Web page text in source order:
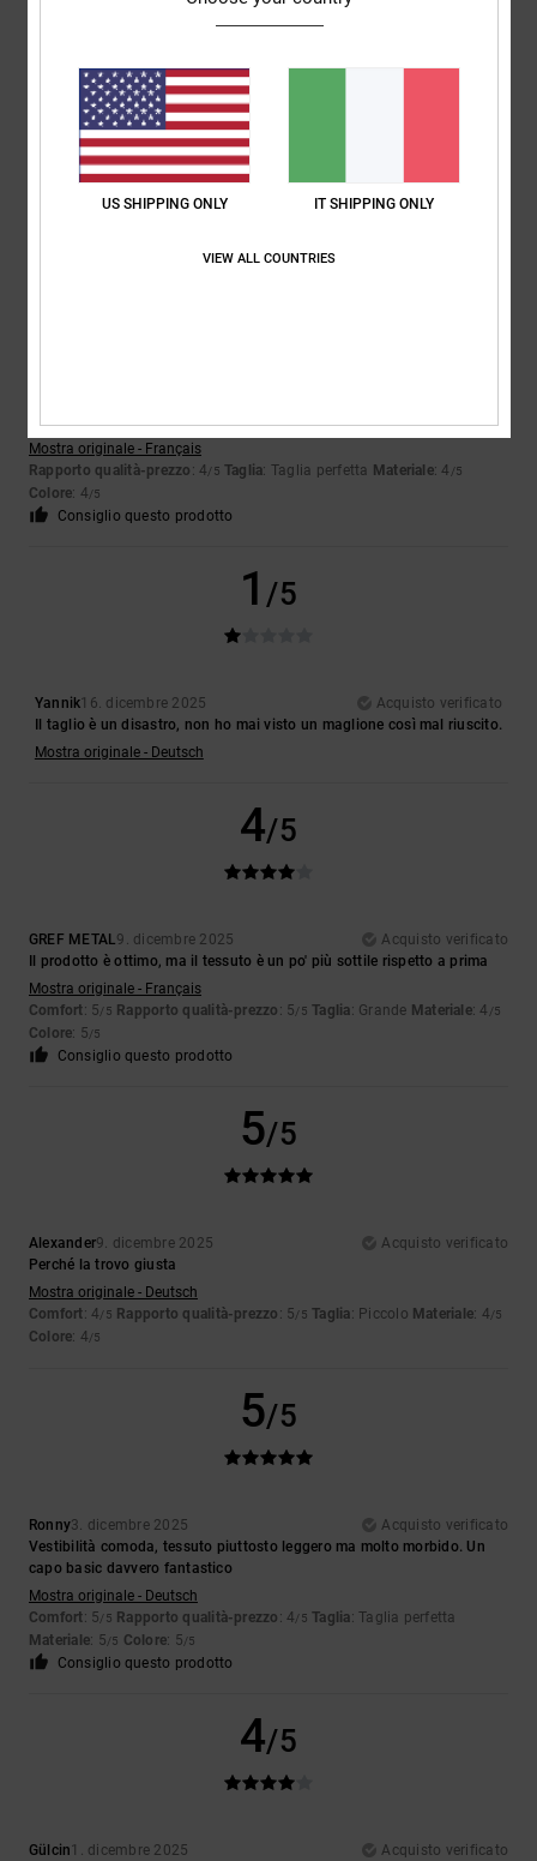
31. gennaio 2026
Tessuto relativamente sottile e cuciture non ben rifinite... C'erano fili
che spuntavano
Mostra originale - Deutsch
: 2/5 Colore: 5/5
Nichel
Mostra originale - Français
Rapporto qualità-prezzo : 4/5 Taglia: Taglia perfetta Materiale: 4 /5
Colore: 4/5
Consiglio questo prodotto
1 /5
Yannik16. dicembre 2025
Acquisto verificato
Il taglio è un disastro, non ho mai visto un maglione così mal riuscito.
Mostra originale - Deutsch
4/5
GREF METAL9. dicembre 2025
Acquisto verificato
Il prodotto è ottimo, ma il tessuto è un po' più sottile rispetto a prima
Mostra originale - Français
Comfort: 5/5 Rapporto qualità-prezzo : 5/5 Taglia: Grande Materiale: 4 /5
Colore: 5/5
Consiglio questo prodotto
5/5
Alexander9. dicembre 2025
Acquisto verificato
Perché la trovo giusta
Mostra originale - Deutsch
Comfort: 4/5 Rapporto qualità-prezzo : 5/5 Taglia: Piccolo Materiale: 4/5
Colore: 4/5
5/5
Ronny3. dicembre 2025
Acquisto verificato
Vestibilità comoda, tessuto piuttosto leggero ma molto morbido. Un
capo basic davvero fantastico
Mostra originale - Deutsch
Comfort: 5/5 Rapporto qualità-prezzo : 4/5 Taglia: Taglia perfetta
Materiale: 5/5 Colore: 5/5
Consiglio questo prodotto
4/5
Gülcin1. dicembre 2025
Acquisto verificato
US SHIPPING ONLY IT SHIPPING ONLY
VIEW ALL COUNTRIES